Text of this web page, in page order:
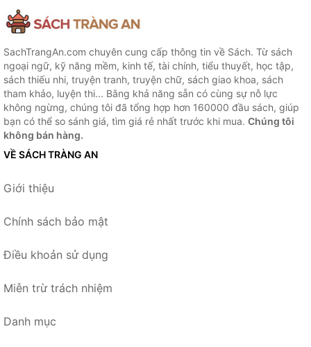
SachTrangAn.com chuyên cung cấp thông tin về Sách. Từ sách
ngoại ngữ, kỹ năng mềm, kinh tế, tài chính, tiểu thuyết, học tập,
sách thiếu nhi, truyện tranh, truyện chữ, sách giao khoa, sách
tham khảo, luyện thi... Bằng khả năng sẵn có cùng sự nỗ lực
không ngừng, chúng tôi đã tổng hợp hơn 160000 đầu sách, giúp
bạn có thể so sánh giá, tìm giá rẻ nhất trước khi mua. Chúng tôi
không bán hàng.
VỀ SÁCH TRÀNG AN
Giới thiệu
Chính sách bảo mật
Điều khoản sử dụng
Miễn trừ trách nhiệm
Danh mục